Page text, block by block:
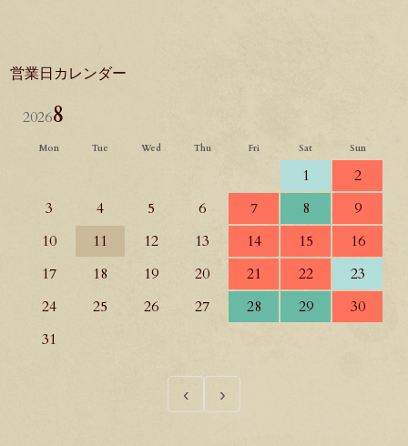
営業日カレンダー
20268
Mon Tue Wed Thu Fri Sat Sun
1
2
3
4 5 6 7 8
9
10
11 12 13 14 15
16
17
18 19 20 21 22
23
24
25 26 27 28 29
30
31
‹ ›